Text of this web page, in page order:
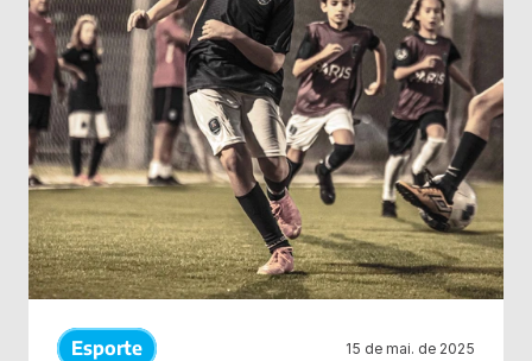
Esporte 15 de mai. de 2025